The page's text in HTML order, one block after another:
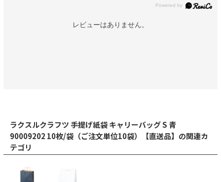
レビューはありません。
ラクスルクラフツ 手提げ紙袋 キャリーバッグ S 青
90009202 10枚/袋（ご注文単位10袋）【直送品】の関連カ
テゴリ